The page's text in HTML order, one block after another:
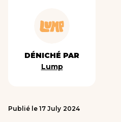
DÉNICHÉ PAR
Lump
Publié le 17 July 2024